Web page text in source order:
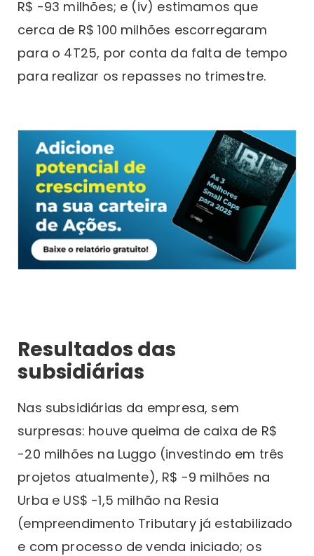
R$ -93 milhões; e (iv) estimamos que
cerca de R$ 100 milhões escorregaram
para o 4T25, por conta da falta de tempo
para realizar os repasses no trimestre.
Resultados das
subsidiárias
Nas subsidiárias da empresa, sem
surpresas: houve queima de caixa de R$
-20 milhões na Luggo (investindo em três
projetos atualmente), R$ -9 milhões na
Urba e US$ -1,5 milhão na Resia
(empreendimento Tributary já estabilizado
e com processo de venda iniciado; os